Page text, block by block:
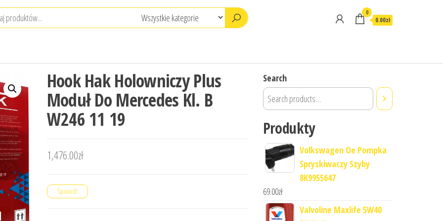
0
0.00zł
Hook Hak Holowniczy Plus
Moduł Do Mercedes Kl. B
W246 11 19
1,476.00zł
Sprawdź
Search
Produkty
Volkswagen Oe Pompka
Spryskiwaczy Szyby
8K9955647
69.00zł
Valvoline Maxlife 5W40